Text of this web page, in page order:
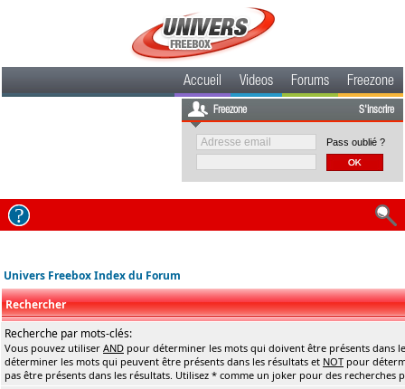
Accueil Videos Forums Freezone
Freezone S'inscrire
Pass oublié ?
Univers Freebox Index du Forum
Rechercher
Recherche par mots-clés:
Vous pouvez utiliser AND pour déterminer les mots qui doivent être présents dans
déterminer les mots qui peuvent être présents dans les résultats et NOT pour
pas être présents dans les résultats. Utilisez * comme un joker pour des recherches